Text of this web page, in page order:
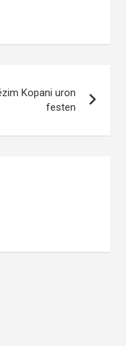
Kopani uron
festen